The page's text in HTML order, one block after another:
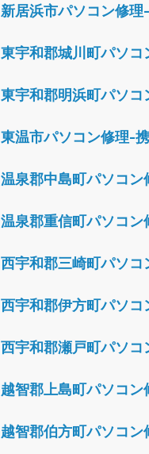
新居浜市パソコン修理
東宇和郡城川町パソ
東宇和郡明浜町パソ
東温市パソコン修理-
温泉郡中島町パソコン
温泉郡重信町パソコン
西宇和郡三崎町パソ
西宇和郡伊方町パソ
西宇和郡瀬戸町パソ
越智郡上島町パソコ
越智郡伯方町パソコ